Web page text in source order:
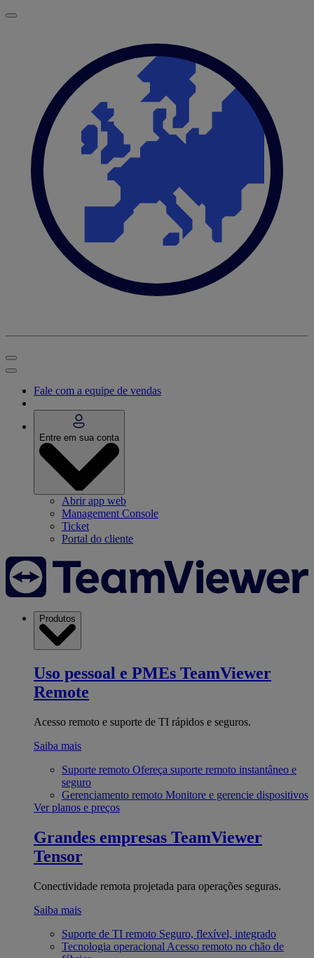
Fale com a equipe de vendas
Entre em sua conta
Abrir app web
Management Console
Ticket
Portal do cliente
Produtos
Uso pessoal e PMEs TeamViewer
Remote
Acesso remoto e suporte de TI rápidos e seguros.
Saiba mais
Suporte remoto Ofereça suporte remoto instantâneo e
seguro
Gerenciamento remoto Monitore e gerencie dispositivos
Ver planos e preços
Grandes empresas TeamViewer
Tensor
Conectividade remota projetada para operações seguras.
Saiba mais
Suporte de TI remoto Seguro, flexível, integrado
Tecnologia operacional Acesso remoto no chão de